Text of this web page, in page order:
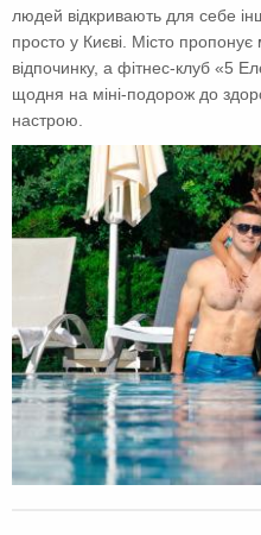
людей відкривають для себе
просто у Києві. Місто
відпочинку, а фітнес-клуб «5
щодня на міні-подорож до
настрою.